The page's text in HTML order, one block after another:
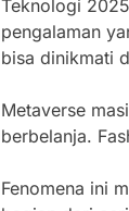
Teknologi
pengalaman
bisa dinikmati
Metaverse
berbelanja.
Fenomena ini